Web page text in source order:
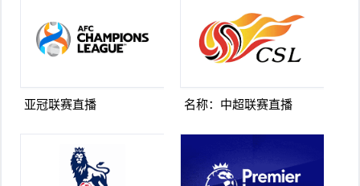
亚冠联赛直播 名称：中超联赛直播